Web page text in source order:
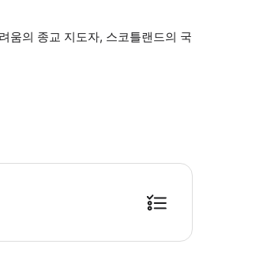
움의 종교 지도자, 스코틀랜드의 국
나 진행됩니다. 날씨에 맞는 복장을 준비해 주세요. *